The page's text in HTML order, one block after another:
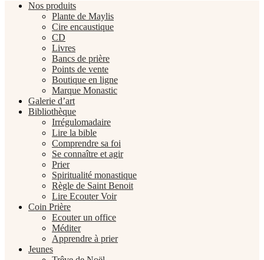
Nos produits
Plante de Maylis
Cire encaustique
CD
Livres
Bancs de prière
Points de vente
Boutique en ligne
Marque Monastic
Galerie d’art
Bibliothèque
Irrégulomadaire
Lire la bible
Comprendre sa foi
Se connaître et agir
Prier
Spiritualité monastique
Règle de Saint Benoit
Lire Ecouter Voir
Coin Prière
Ecouter un office
Méditer
Apprendre à prier
Jeunes